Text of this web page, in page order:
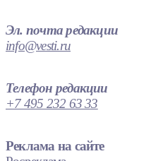
Эл. почта редакции
info@vesti.ru
Телефон редакции
+7 495 232 63 33
Реклама на сайте